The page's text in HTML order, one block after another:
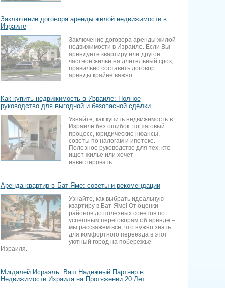
Заключение договора аренды жилой недвижимости в
Израиле
Заключение договора аренды жилой
недвижимости в Израиле. Если Вы
арендуете квартиру или другое
частное жилье на длительный срок,
правильно составить договор
аренды крайне важно.
Как купить недвижимость в Израиле: Полное
руководство для выгодной и безопасной сделки
Узнайте, как купить недвижимость в
Израиле без ошибок: пошаговый
процесс, юридические нюансы,
советы по налогам и ипотеке.
Полезное руководство для тех, кто
ищет жилье или хочет
инвестировать.
Аренда квартир в Бат Яме: советы и рекомендации
Узнайте, как выбрать идеальную
квартиру в Бат-Яме! От оценки
районов до полезных советов по
успешным переговорам об аренде –
мы расскажем всё, что нужно знать
для комфортного переезда в этот
уютный город на побережье
Израиля.
Мигдалей Исраэль: Ваш Надежный Партнер в
Недвижимости Израиля на Протяжении 20 Лет